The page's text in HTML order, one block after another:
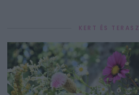
KERT ÉS TERASZ